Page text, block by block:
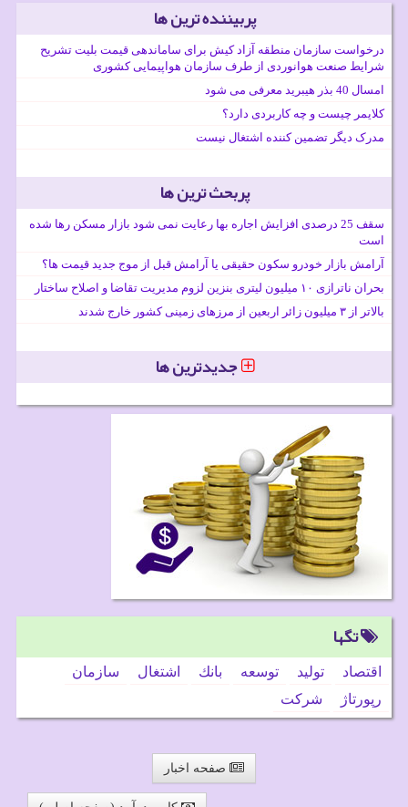
پربیننده ترین ها
درخواست سازمان منطقه آزاد کیش برای ساماندهی قیمت بلیت تشریح
شرایط صنعت هوانوردی از طرف سازمان هواپیمایی کشوری
امسال 40 بذر هیبرید معرفی می شود
کلایمر چیست و چه کاربردی دارد؟
مدرک دیگر تضمین کننده اشتغال نیست
پربحث ترین ها
سقف 25 درصدی افزایش اجاره بها رعایت نمی شود بازار مسکن رها شده
است
آرامش بازار خودرو سکون حقیقی یا آرامش قبل از موج جدید قیمت ها؟
بحران ناترازی ۱۰ میلیون لیتری بنزین لزوم مدیریت تقاضا و اصلاح ساختار
بالاتر از ۳ میلیون زائر اربعین از مرزهای زمینی کشور خارج شدند
جدیدترین ها
تگها
اقتصاد تولید توسعه بانك اشتغال
سازمان
رپورتاژ
شركت
صفحه اخبار